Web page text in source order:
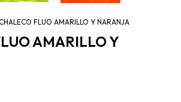
FLUO AMARILLO Y NARANJA
AMARILLO Y